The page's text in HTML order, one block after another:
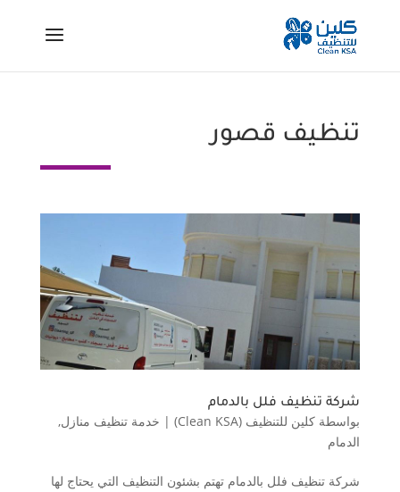
تنظيف قصور
شركة تنظيف فلل بالدمام
بواسطة كلين للتنظيف (Clean KSA) | خدمة تنظيف منازل,
الدمام
شركة تنظيف فلل بالدمام تهتم بشئون التنظيف التي يحتاج لها